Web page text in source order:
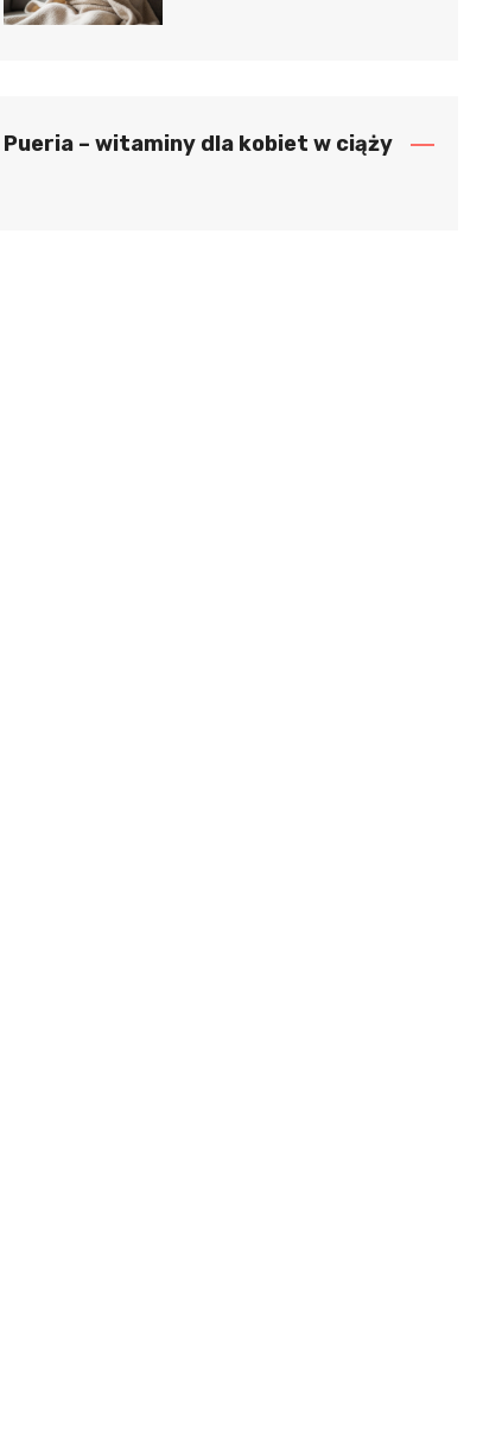
Pueria – witaminy dla kobiet w ciąży